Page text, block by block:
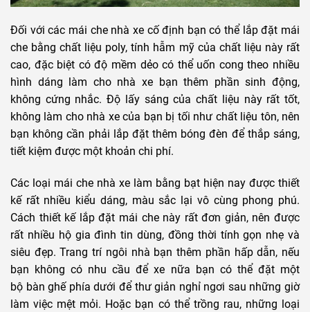
Đối với các mái che nhà xe cố định bạn có thể lắp đặt mái
che bằng chất liệu poly, tính hẫm mỹ của chất liệu này rất
cao, đặc biệt có độ mềm dẻo có thể uốn cong theo nhiều
hình dáng làm cho nhà xe bạn thêm phần sinh động,
không cứng nhắc. Độ lấy sáng của chất liệu này rất tốt,
không làm cho nhà xe của bạn bị tối như chất liệu tôn, nên
bạn không cần phải lắp đặt thêm bóng đèn để thắp sáng,
tiết kiệm được một khoản chi phí.
Các loại mái che nhà xe làm bằng bạt hiện nay được thiết
kế rất nhiều kiểu dáng, màu sắc lại vô cùng phong phú.
Cách thiết kế lắp đặt mái che này rất đơn giản, nên được
rất nhiều hộ gia đình tin dùng, đồng thời tính gọn nhẹ và
siêu đẹp. Trang trí ngôi nhà bạn thêm phần hấp dẫn, nếu
bạn không có nhu cầu để xe nữa bạn có thể đặt một
bộ bàn ghế phía dưới để thư giản nghỉ ngơi sau những giờ
làm việc mệt mỏi. Hoặc bạn có thể trồng rau, những loại